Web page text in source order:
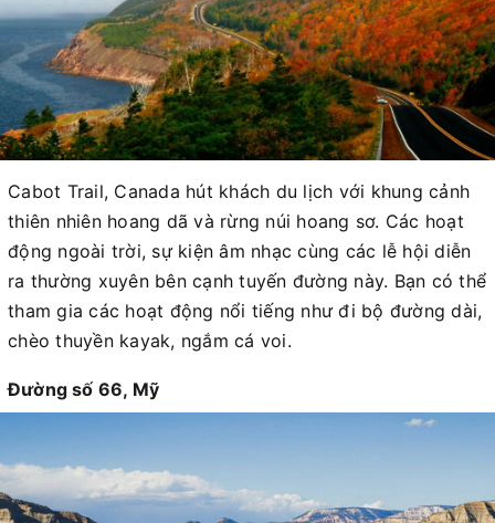
Cabot Trail, Canada hút khách du lịch với khung cảnh
thiên nhiên hoang dã và rừng núi hoang sơ. Các hoạt
động ngoài trời, sự kiện âm nhạc cùng các lễ hội diễn
ra thường xuyên bên cạnh tuyến đường này. Bạn có thể
tham gia các hoạt động nổi tiếng như đi bộ đường dài,
chèo thuyền kayak, ngắm cá voi.
Đường số 66, Mỹ